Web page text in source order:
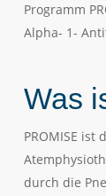
Programm
Alpha- 1-
Was
PROMISE
durch die